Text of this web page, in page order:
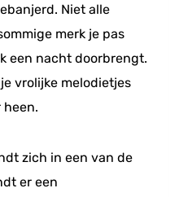
Niet alle
merk je pas
een nacht doorbrengt.
vrolijke melodietjes
heen.
zich in een van de
er een